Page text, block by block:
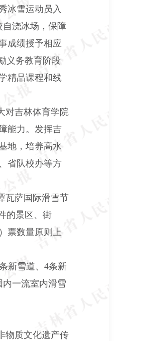
冰雪运动员入
浇冰场，保障
成绩授予相应
义务教育阶段
精品课程和线
对吉林体育学院
能力。发挥吉
地，培养高水
省队校办等方
瓦萨国际滑雪节
的景区、街
票数量原则上
新雪道、4条新
一流室内滑雪
物质文化遗产传